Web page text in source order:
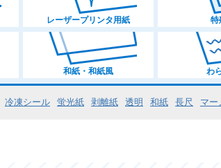
レーザープリンタ用紙 特
和紙・和紙風 わ
冷凍シール 蛍光紙 剥離紙 透明 和紙 長尺 マー